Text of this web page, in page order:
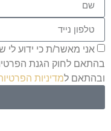
אני מאשר/ת כי ידוע לי
ובהתאם למדיניות